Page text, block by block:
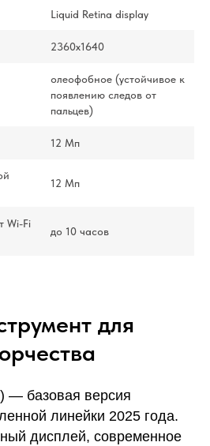
Liquid Retina display
2360x1640
олеофобное (устойчивое к
появлению следов от
пальцев)
12 Мп
12 Мп
Wi-Fi
до 10 часов
для
— базовая версия
линейки 2025 года.
дисплей, современное